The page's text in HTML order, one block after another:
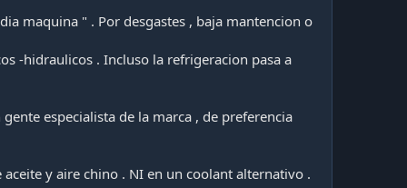
maquina " . Por desgastes , baja mantencion o
-hidraulicos . Incluso la refrigeracion pasa a
especialista de la marca , de preferencia
y aire chino . NI en un coolant alternativo .